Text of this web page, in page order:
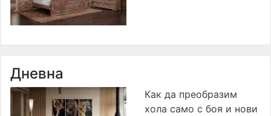
Дневна
Как да преобразим
хола само с боя и нови